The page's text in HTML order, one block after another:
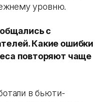
уровню.
с
Какие ошибки
повторяют чаще
в бьюти-